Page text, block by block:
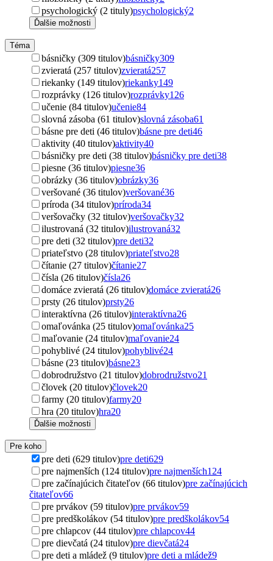
psychologický (2 tituly)psychologický2
Ďalšie možnosti
Téma
básničky (309 titulov)básničky309
zvieratá (257 titulov)zvieratá257
riekanky (149 titulov)riekanky149
rozprávky (126 titulov)rozprávky126
učenie (84 titulov)učenie84
slovná zásoba (61 titulov)slovná zásoba61
básne pre deti (46 titulov)básne pre deti46
aktivity (40 titulov)aktivity40
básničky pre deti (38 titulov)básničky pre deti38
piesne (36 titulov)piesne36
obrázky (36 titulov)obrázky36
veršované (36 titulov)veršované36
príroda (34 titulov)príroda34
veršovačky (32 titulov)veršovačky32
ilustrovaná (32 titulov)ilustrovaná32
pre deti (32 titulov)pre deti32
priateľstvo (28 titulov)priateľstvo28
čítanie (27 titulov)čítanie27
čísla (26 titulov)čísla26
domáce zvieratá (26 titulov)domáce zvieratá26
prsty (26 titulov)prsty26
interaktívna (26 titulov)interaktívna26
omaľovánka (25 titulov)omaľovánka25
maľovanie (24 titulov)maľovanie24
pohyblivé (24 titulov)pohyblivé24
básne (23 titulov)básne23
dobrodružstvo (21 titulov)dobrodružstvo21
človek (20 titulov)človek20
farmy (20 titulov)farmy20
hra (20 titulov)hra20
Ďalšie možnosti
Pre koho
pre deti (629 titulov)pre deti629
pre najmenších (124 titulov)pre najmenších124
pre začínajúcich čitateľov (66 titulov)pre začínajúcich
čitateľov66
pre prvákov (59 titulov)pre prvákov59
pre predškolákov (54 titulov)pre predškolákov54
pre chlapcov (44 titulov)pre chlapcov44
pre dievčatá (24 titulov)pre dievčatá24
pre deti a mládež (9 titulov)pre deti a mládež9